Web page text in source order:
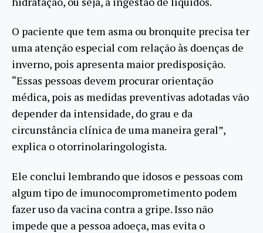
O paciente que tem asma ou bronquite precisa ter
uma atenção especial com relação às doenças de
inverno, pois apresenta maior predisposição.
“Essas pessoas devem procurar orientação
médica, pois as medidas preventivas adotadas vão
depender da intensidade, do grau e da
circunstância clínica de uma maneira geral”,
explica o otorrinolaringologista.
Ele conclui lembrando que idosos e pessoas com
algum tipo de imunocomprometimento podem
fazer uso da vacina contra a gripe. Isso não
impede que a pessoa adoeça, mas evita o